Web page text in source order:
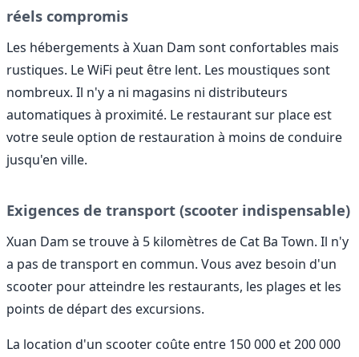
réels compromis
Les hébergements à Xuan Dam sont confortables mais
rustiques. Le WiFi peut être lent. Les moustiques sont
nombreux. Il n'y a ni magasins ni distributeurs
automatiques à proximité. Le restaurant sur place est
votre seule option de restauration à moins de conduire
jusqu'en ville.
Exigences de transport (scooter indispensable)
Xuan Dam se trouve à 5 kilomètres de Cat Ba Town. Il n'y
a pas de transport en commun. Vous avez besoin d'un
scooter pour atteindre les restaurants, les plages et les
points de départ des excursions.
La location d'un scooter coûte entre 150 000 et 200 000